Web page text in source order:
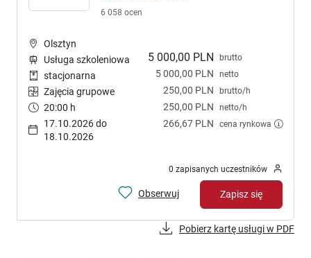
6 058 ocen
5 000,00 PLN brutto
5 000,00 PLN netto
250,00 PLN brutto/h
250,00 PLN netto/h
266,67 PLN cena rynkowa
Olsztyn
Usługa szkoleniowa
stacjonarna
Zajęcia grupowe
20:00 h
17.10.2026 do
18.10.2026
0 zapisanych uczestników
Obserwuj Zapisz się
Pobierz kartę usługi w PDF